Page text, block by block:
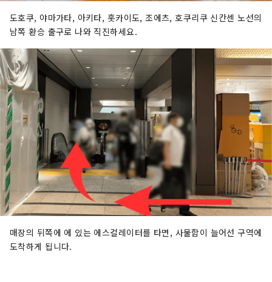
도호쿠, 야마가타, 아키타, 홋카이도, 조에츠, 호쿠리쿠 신칸센 노선의
남쪽 환승 출구로 나와 직진하세요.
매장의 뒤쪽에 에 있는 에스컬레이터를 타면, 사물함이 늘어선 구역에
도착하게 됩니다.